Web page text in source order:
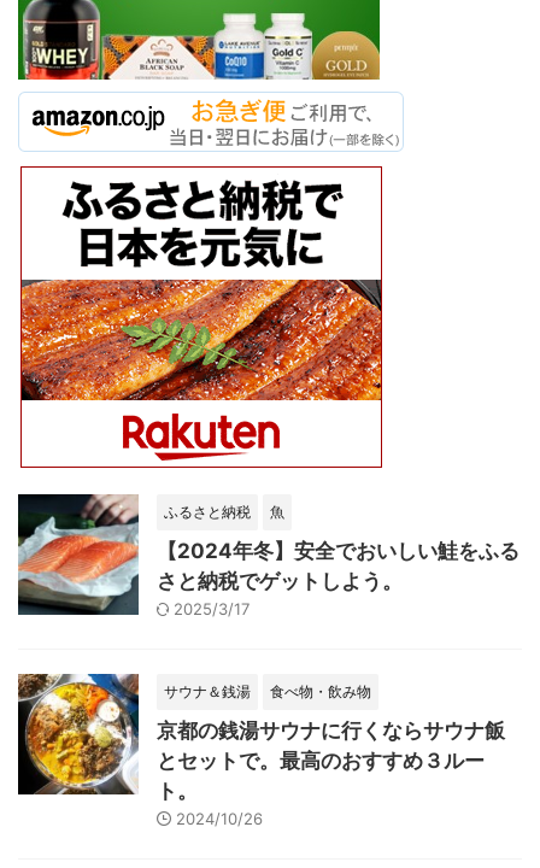
ふるさと納税 魚
【2024年冬】安全でおいしい鮭をふる
さと納税でゲットしよう。
2025/3/17
サウナ＆銭湯 食べ物・飲み物
京都の銭湯サウナに行くならサウナ飯
とセットで。最高のおすすめ３ルー
ト。
2024/10/26